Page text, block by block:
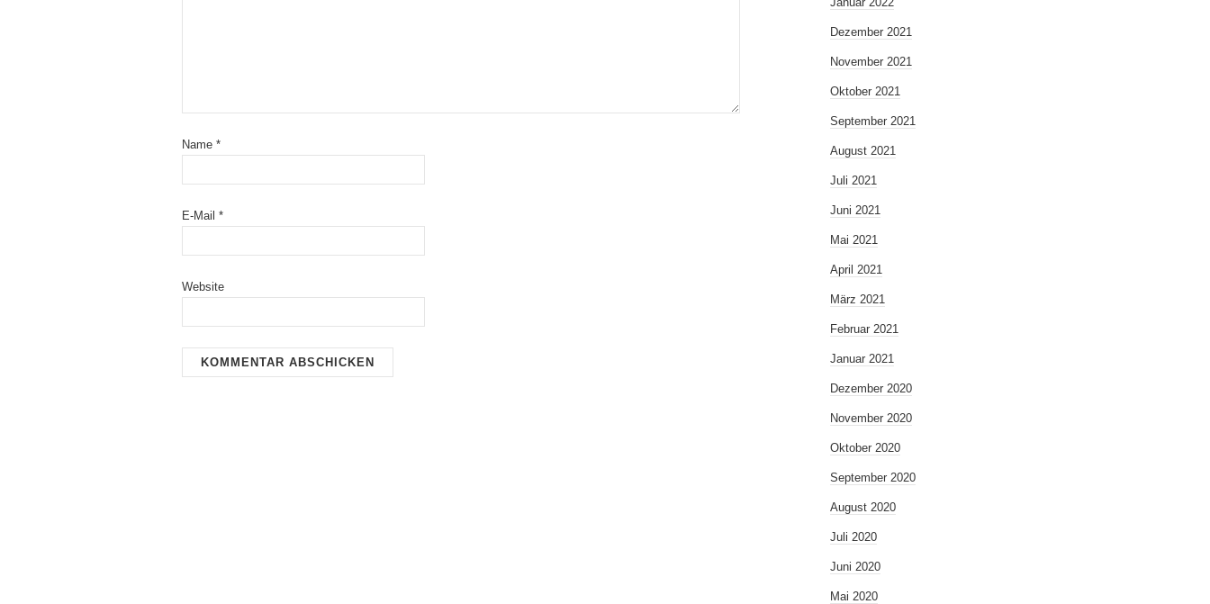
Name *
E-Mail *
Website
Dezember 2021
November 2021
Oktober 2021
September 2021
August 2021
Juli 2021
Juni 2021
Mai 2021
April 2021
März 2021
Februar 2021
Januar 2021
Dezember 2020
November 2020
Oktober 2020
September 2020
August 2020
Juli 2020
Juni 2020
Mai 2020